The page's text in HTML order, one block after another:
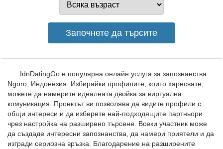
IdnDatingGo е популярна онлайн услуга за запознанства
Ngoro, Индонезия. Избирайки профилите, които харесвате,
можете да намерите идеалната двойка за виртуална
комуникация. Проектът ви позволява да видите профили с
общи интереси и да изберете най-подходящите партньори
чрез настройка на разширено търсене. Всеки участник може
да създаде интересни запознанства, да намери приятели и да
изгради сериозна връзка. Благодарение на разширените